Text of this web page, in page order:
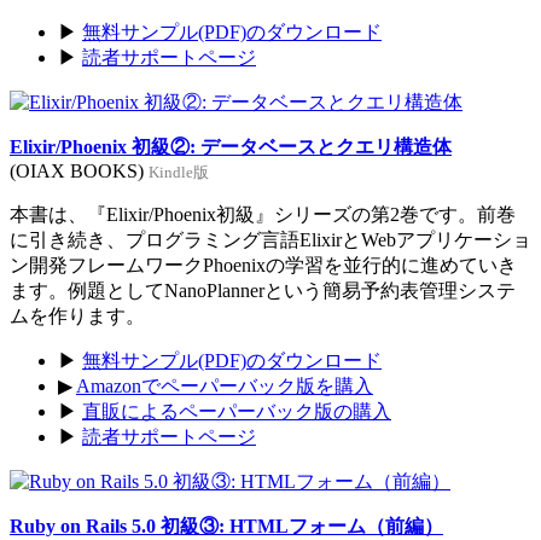
▶ 無料サンプル(PDF)のダウンロード
▶ 読者サポートページ
Elixir/Phoenix 初級②: データベースとクエリ構造体
(OIAX BOOKS) Kindle版
本書は、『Elixir/Phoenix初級』シリーズの第2巻です。前巻
に引き続き、プログラミング言語ElixirとWebアプリケーショ
ン開発フレームワークPhoenixの学習を並行的に進めていき
ます。例題としてNanoPlannerという簡易予約表管理システ
ムを作ります。
▶ 無料サンプル(PDF)のダウンロード
▶ Amazonでペーパーバック版を購入
▶ 直販によるペーパーバック版の購入
▶ 読者サポートページ
Ruby on Rails 5.0 初級③: HTMLフォーム（前編）